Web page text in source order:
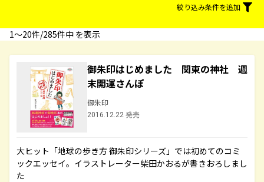
絞り込み条件を追加
1〜20件/285件中 を表示
御朱印はじめました 関東の神社 週
末開運さんぽ
御朱印
2016.12.22 発売
大ヒット「地球の歩き方 御朱印シリーズ」では初めてのコミ
ックエッセイ。イラストレーター柴田かおるが書きおろしまし
た